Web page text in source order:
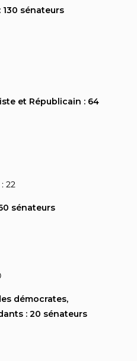
130 sénateurs
et Républicain : 64
22
sénateurs
démocrates,
: 20 sénateurs